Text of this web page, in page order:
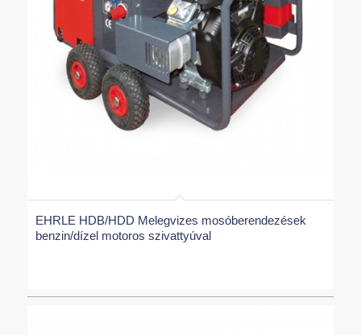
EHRLE HDB/HDD Melegvizes mosóberendezések
benzin/dízel motoros szivattyúval